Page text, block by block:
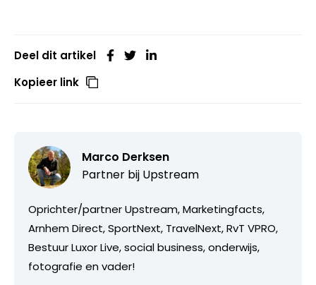
Deel dit artikel
Kopieer link
Marco Derksen
Partner bij Upstream
Oprichter/partner Upstream, Marketingfacts,
Arnhem Direct, SportNext, TravelNext, RvT VPRO,
Bestuur Luxor Live, social business, onderwijs,
fotografie en vader!